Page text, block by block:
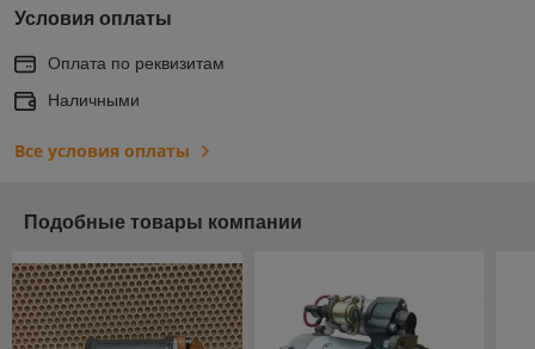
Условия оплаты
Оплата по реквизитам
Наличными
Все условия оплаты
Подобные товары компании